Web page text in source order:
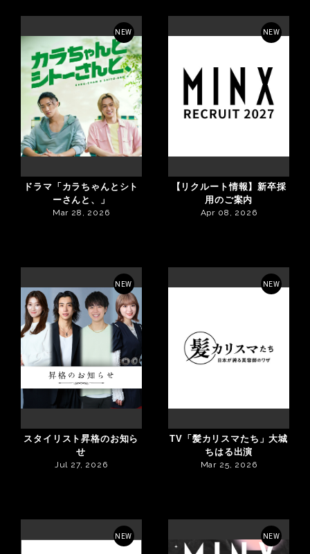
NEW
ドラマ「カラちゃんとシト
ーさんと、」
Mar 28, 2026
NEW
【リクルート情報】新卒採
用のご案内
Apr 08, 2026
NEW
スタイリスト昇格のお知ら
せ
Jul 27, 2026
NEW
TV「髪カリスマたち」大城
ちはる出演
Mar 25, 2026
NEW NEW